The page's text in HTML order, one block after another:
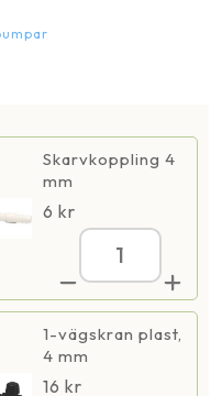
Skarvkoppling 4
mm
6 kr
Sjunkande
slang
4
mm
för
luftpump
1-vägskran plast,
4 mm
16 kr